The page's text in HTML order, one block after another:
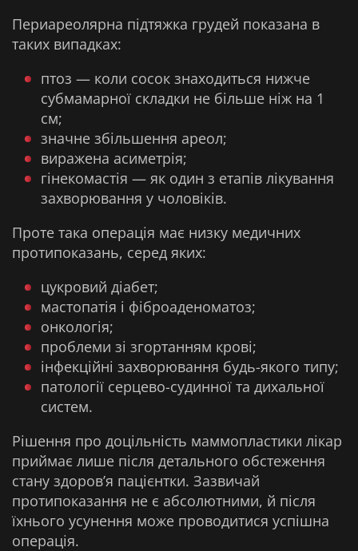
Периареолярна підтяжка грудей показана в
таких випадках:
птоз — коли сосок знаходиться нижче
субмамарної складки не більше ніж на 1
см;
значне збільшення ареол;
виражена асиметрія;
гінекомастія — як один з етапів лікування
захворювання у чоловіків.
Проте така операція має низку медичних
протипоказань, серед яких:
цукровий діабет;
мастопатія і фіброаденоматоз;
онкологія;
проблеми зі згортанням крові;
інфекційні захворювання будь-якого типу;
патології серцево-судинної та дихальної
систем.
Рішення про доцільність маммопластики лікар
приймає лише після детального обстеження
стану здоров’я пацієнтки. Зазвичай
протипоказання не є абсолютними, й після
їхнього усунення може проводитися успішна
операція.